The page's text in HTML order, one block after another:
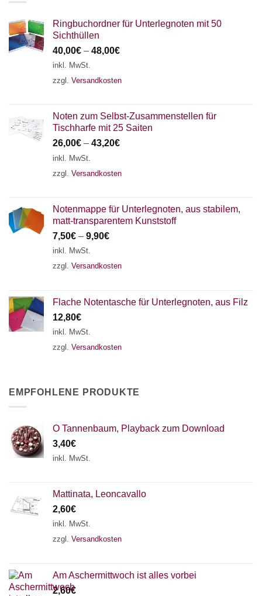
Ringbuchordner für Unterlegnoten mit 50
Sichthüllen
40,00€ – 48,00€
inkl. MwSt.
zzgl. Versandkosten
Noten zum Selbst-Zusammenstellen für
Tischharfe mit 25 Saiten
26,00€ – 43,20€
inkl. MwSt.
zzgl. Versandkosten
Notenmappe für Unterlegnoten, aus stabilem,
matt-transparentem Kunststoff
7,50€ – 9,90€
inkl. MwSt.
zzgl. Versandkosten
Flache Notentasche für Unterlegnoten, aus Filz
12,80€
inkl. MwSt.
zzgl. Versandkosten
EMPFOHLENE PRODUKTE
O Tannenbaum, Playback zum Download
3,40€
inkl. MwSt.
Mattinata, Leoncavallo
2,60€
inkl. MwSt.
zzgl. Versandkosten
Am Aschermittwoch ist alles vorbei
2,60€